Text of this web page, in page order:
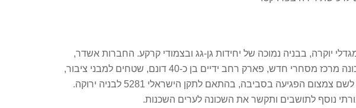
על שטח של כ-235 דונם ועתידה לכלול כ-1,000 יחידות דיור ב-5 מגדלי יוקרה, בבניה נמוכה של יחידות גן-גג ובצמודי קרקע. החברות אשדר,
צמח המרמן ואזורים התקשרו עם בעלי קרקע להם הוקצו כ-680 יחידות דיור בשכונה. עוד מוקמים בשכונה מרכז מסחרי חדש, פארק רחב ידיים בן כ-40 דונם, שטחים למבני ציבור,
לגני ילדים ולמוזיאון. השכונה עצמה ומבניה נבנים כ”מרחב ירוק” הכולל פתרונות אקולוגיים וסביבתיים, לשם צמצום הפגיעה בסביבה, בהתאם לתקן הישראלי 5281 לבניה ירוקה.